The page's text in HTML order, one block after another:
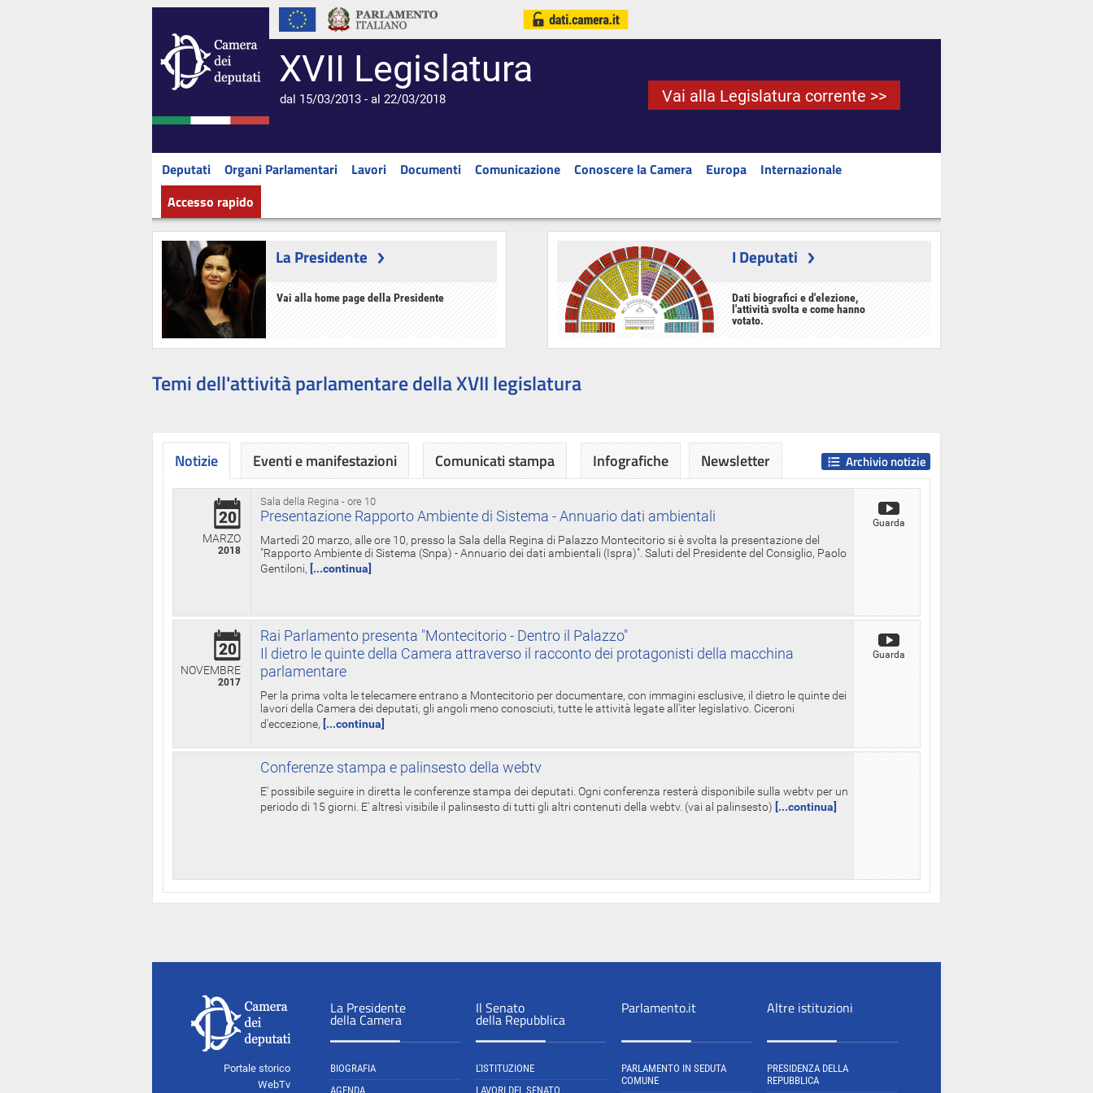
XVII Legislatura
dal 15/03/2013 - al 22/03/2018 Vai alla Legislatura corrente >>
Deputati Organi Parlamentari Lavori Documenti Comunicazione Conoscere la Camera Europa
Internazionale
Accesso rapido
La Presidente
Vai alla home page della Presidente
I Deputati
Dati biografici e d'elezione,
l'attività svolta e come hanno
votato.
Temi dell'attività parlamentare della XVII legislatura
Notizie
Sala della Regina - ore 10
20
MARZO
2018
Presentazione Rapporto Ambiente di Sistema - Annuario dati ambientali
Martedì 20 marzo, alle ore 10, presso la Sala della Regina di Palazzo Montecitorio si è svolta la presentazione del
"Rapporto Ambiente di Sistema (Snpa) - Annuario dei dati ambientali (Ispra)". Saluti del Presidente del Consiglio, Paolo
Gentiloni, [...continua]
Guarda
20
NOVEMBRE
2017
Rai Parlamento presenta "Montecitorio - Dentro il Palazzo"
Il dietro le quinte della Camera attraverso il racconto dei protagonisti della macchina
parlamentare
Per la prima volta le telecamere entrano a Montecitorio per documentare, con immagini esclusive, il dietro le quinte dei
lavori della Camera dei deputati, gli angoli meno conosciuti, tutte le attività legate all'iter legislativo. Ciceroni
d'eccezione, [...continua]
Guarda
Conferenze stampa e palinsesto della webtv
E' possibile seguire in diretta le conferenze stampa dei deputati. Ogni conferenza resterà disponibile sulla webtv per un
periodo di 15 giorni. E' altresì visibile il palinsesto di tutti gli altri contenuti della webtv. (vai al palinsesto) [...continua]
Archivio notizie
Eventi e manifestazioni Comunicati stampa Infografiche Newsletter
Portale storico
WebTv
La Presidente
della Camera
BIOGRAFIA
AGENDA
Il Senato
della Repubblica
L'ISTITUZIONE
LAVORI DEL SENATO
Parlamento.it
PARLAMENTO IN SEDUTA
COMUNE
Altre istituzioni
PRESIDENZA DELLA
REPUBBLICA